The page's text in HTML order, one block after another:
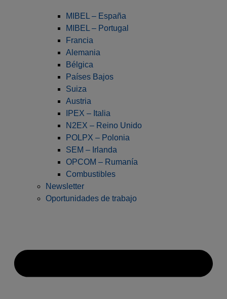
MIBEL – España
MIBEL – Portugal
Francia
Alemania
Bélgica
Países Bajos
Suiza
Austria
IPEX – Italia
N2EX – Reino Unido
POLPX – Polonia
SEM – Irlanda
OPCOM – Rumanía
Combustibles
Newsletter
Oportunidades de trabajo